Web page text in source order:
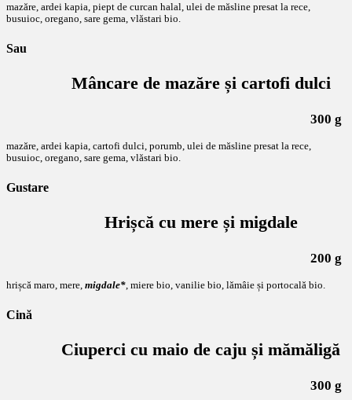
mazăre, ardei kapia, piept de curcan halal, ulei de măsline presat la rece,
busuioc, oregano, sare gema, vlăstari bio.
Sau
Mâncare de mazăre și cartofi dulci
300 g
mazăre, ardei kapia, cartofi dulci, porumb, ulei de măsline presat la rece,
busuioc, oregano, sare gema, vlăstari bio.
Gustare
Hrișcă cu mere și migdale
200 g
hrișcă maro, mere, migdale* , miere bio, vanilie bio, lămâie și portocală bio.
Cină
Ciuperci cu maio de caju și mămăligă
300 g